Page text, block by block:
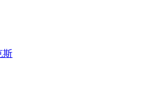
斯